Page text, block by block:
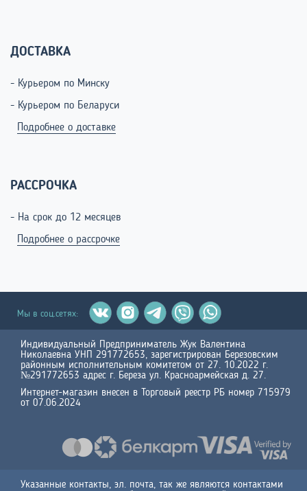
ДОСТАВКА
- Курьером по Минску
- Курьером по Беларуси
Подробнее о доставке
РАССРОЧКА
- На срок до 12 месяцев
Подробнее о рассрочке
Мы в соц.сетях:
Индивидуальный Предприниматель Жук Валентина
Николаевна УНП 291772653, зарегистрирован Березовским
районным исполнительным комитетом от 27. 10.2022 г.
№291772653 адрес г. Береза ул. Красноармейская д. 27.
Интернет-магазин внесен в Торговый реестр РБ номер 715979
от 07.06.2024
Указанные контакты, эл. почта, так же являются контактами